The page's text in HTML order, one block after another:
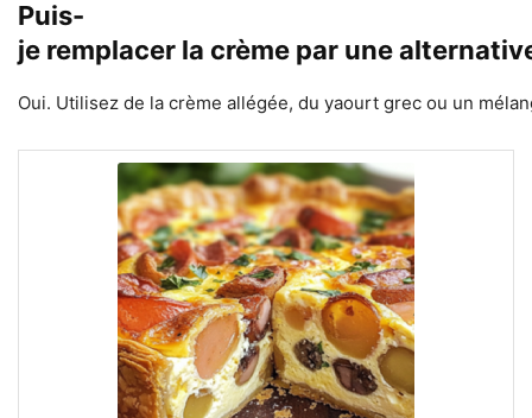
Puis-
je remplacer la crème par une
Oui. Utilisez de la crème allégée, du yaourt grec ou un